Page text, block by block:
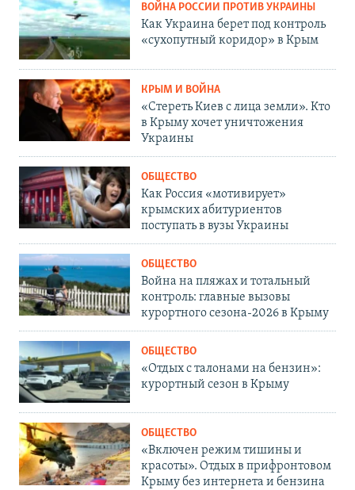
ВОЙНА РОССИИ ПРОТИВ УКРАИНЫ
Как Украина берет под контроль
«сухопутный коридор» в Крым
КРЫМ И ВОЙНА
«Стереть Киев с лица земли». Кто
в Крыму хочет уничтожения
Украины
ОБЩЕСТВО
Как Россия «мотивирует»
крымских абитуриентов
поступать в вузы Украины
ОБЩЕСТВО
Война на пляжах и тотальный
контроль: главные вызовы
курортного сезона-2026 в Крыму
ОБЩЕСТВО
«Отдых с талонами на бензин»:
курортный сезон в Крыму
ОБЩЕСТВО
«Включен режим тишины и
красоты». Отдых в прифронтовом
Крыму без интернета и бензина